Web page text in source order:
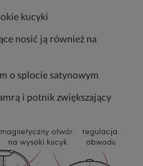
kucyki
nosić ją również na
o splocie satynowym
i potnik zwiększający